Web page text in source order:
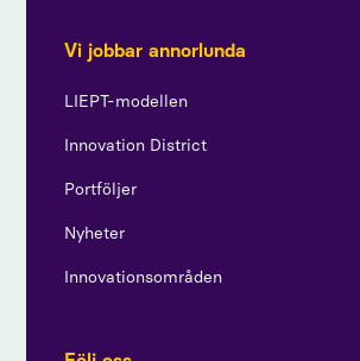
Vi jobbar annorlunda
LIEPT-modellen
Innovation District
Portföljer
Nyheter
Innovationsområden